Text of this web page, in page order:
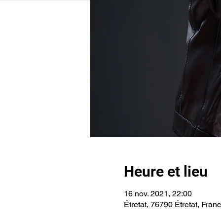
Heure et lieu
16 nov. 2021, 22:00
Étretat, 76790 Étretat,